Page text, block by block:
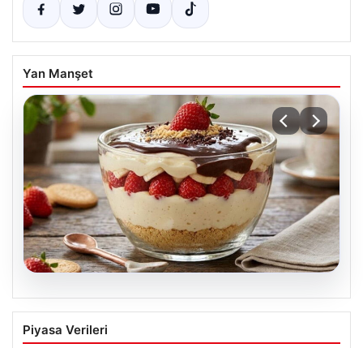
Yan Manşet
05.08.2026
Tatlı krizlerine ferahlatan dokunuş:
Çikolata soslu çilekli magnolia tarifi
Piyasa Verileri